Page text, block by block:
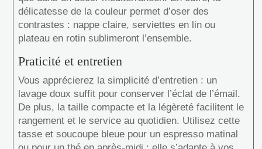
délicatesse de la couleur permet d’oser des
contrastes : nappe claire, serviettes en lin ou
plateau en rotin sublimeront l’ensemble.
Praticité et entretien
Vous apprécierez la simplicité d’entretien : un
lavage doux suffit pour conserver l’éclat de l’émail.
De plus, la taille compacte et la légèreté facilitent le
rangement et le service au quotidien. Utilisez cette
tasse et soucoupe bleue pour un espresso matinal